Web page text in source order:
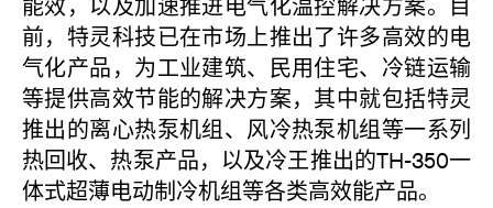
能效，以及加速推进电气化温控解决方案。目
前，特灵科技已在市场上推出了许多高效的电
气化产品，为工业建筑、民用住宅、冷链运输
等提供高效节能的解决方案，其中就包括特灵
推出的离心热泵机组、风冷热泵机组等一系列
热回收、热泵产品，以及冷王推出的TH-350一
体式超薄电动制冷机组等各类高效能产品。